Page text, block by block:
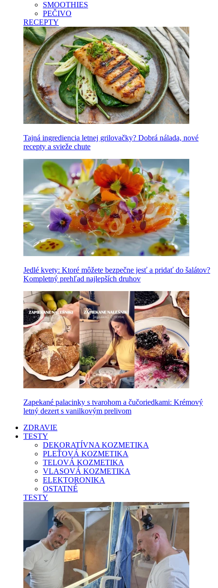
SMOOTHIES
PEČIVO
RECEPTY
Tajná ingrediencia letnej grilovačky? Dobrá nálada, nové
recepty a svieže chute
Jedlé kvety: Ktoré môžete bezpečne jesť a pridať do šalátov?
Kompletný prehľad najlepších druhov
Zapekané palacinky s tvarohom a čučoriedkami: Krémový
letný dezert s vanilkovým prelivom
ZDRAVIE
TESTY
DEKORATÍVNA KOZMETIKA
PLEŤOVÁ KOZMETIKA
TELOVÁ KOZMETIKA
VLASOVÁ KOZMETIKA
ELEKTORONIKA
OSTATNÉ
TESTY